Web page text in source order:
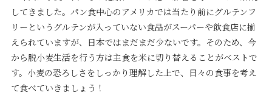
してきました。パン食中心のアメリカでは当たり前にグルテンフ
リーというグルテンが入っていない食品がスーパーや飲食店に揃
えられていますが、日本ではまだまだ少ないです。そのため、今
から脱小麦生活を行う方は主食を米に切り替えることがベストで
す。小麦の恐ろしさをしっかり理解した上で、日々の食事を考え
て食べていきましょう！